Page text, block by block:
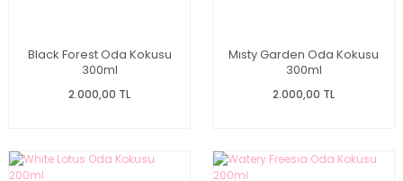
Black Forest Oda Kokusu
300ml
2.000,00 TL
Mısty Garden Oda Kokusu
300ml
2.000,00 TL